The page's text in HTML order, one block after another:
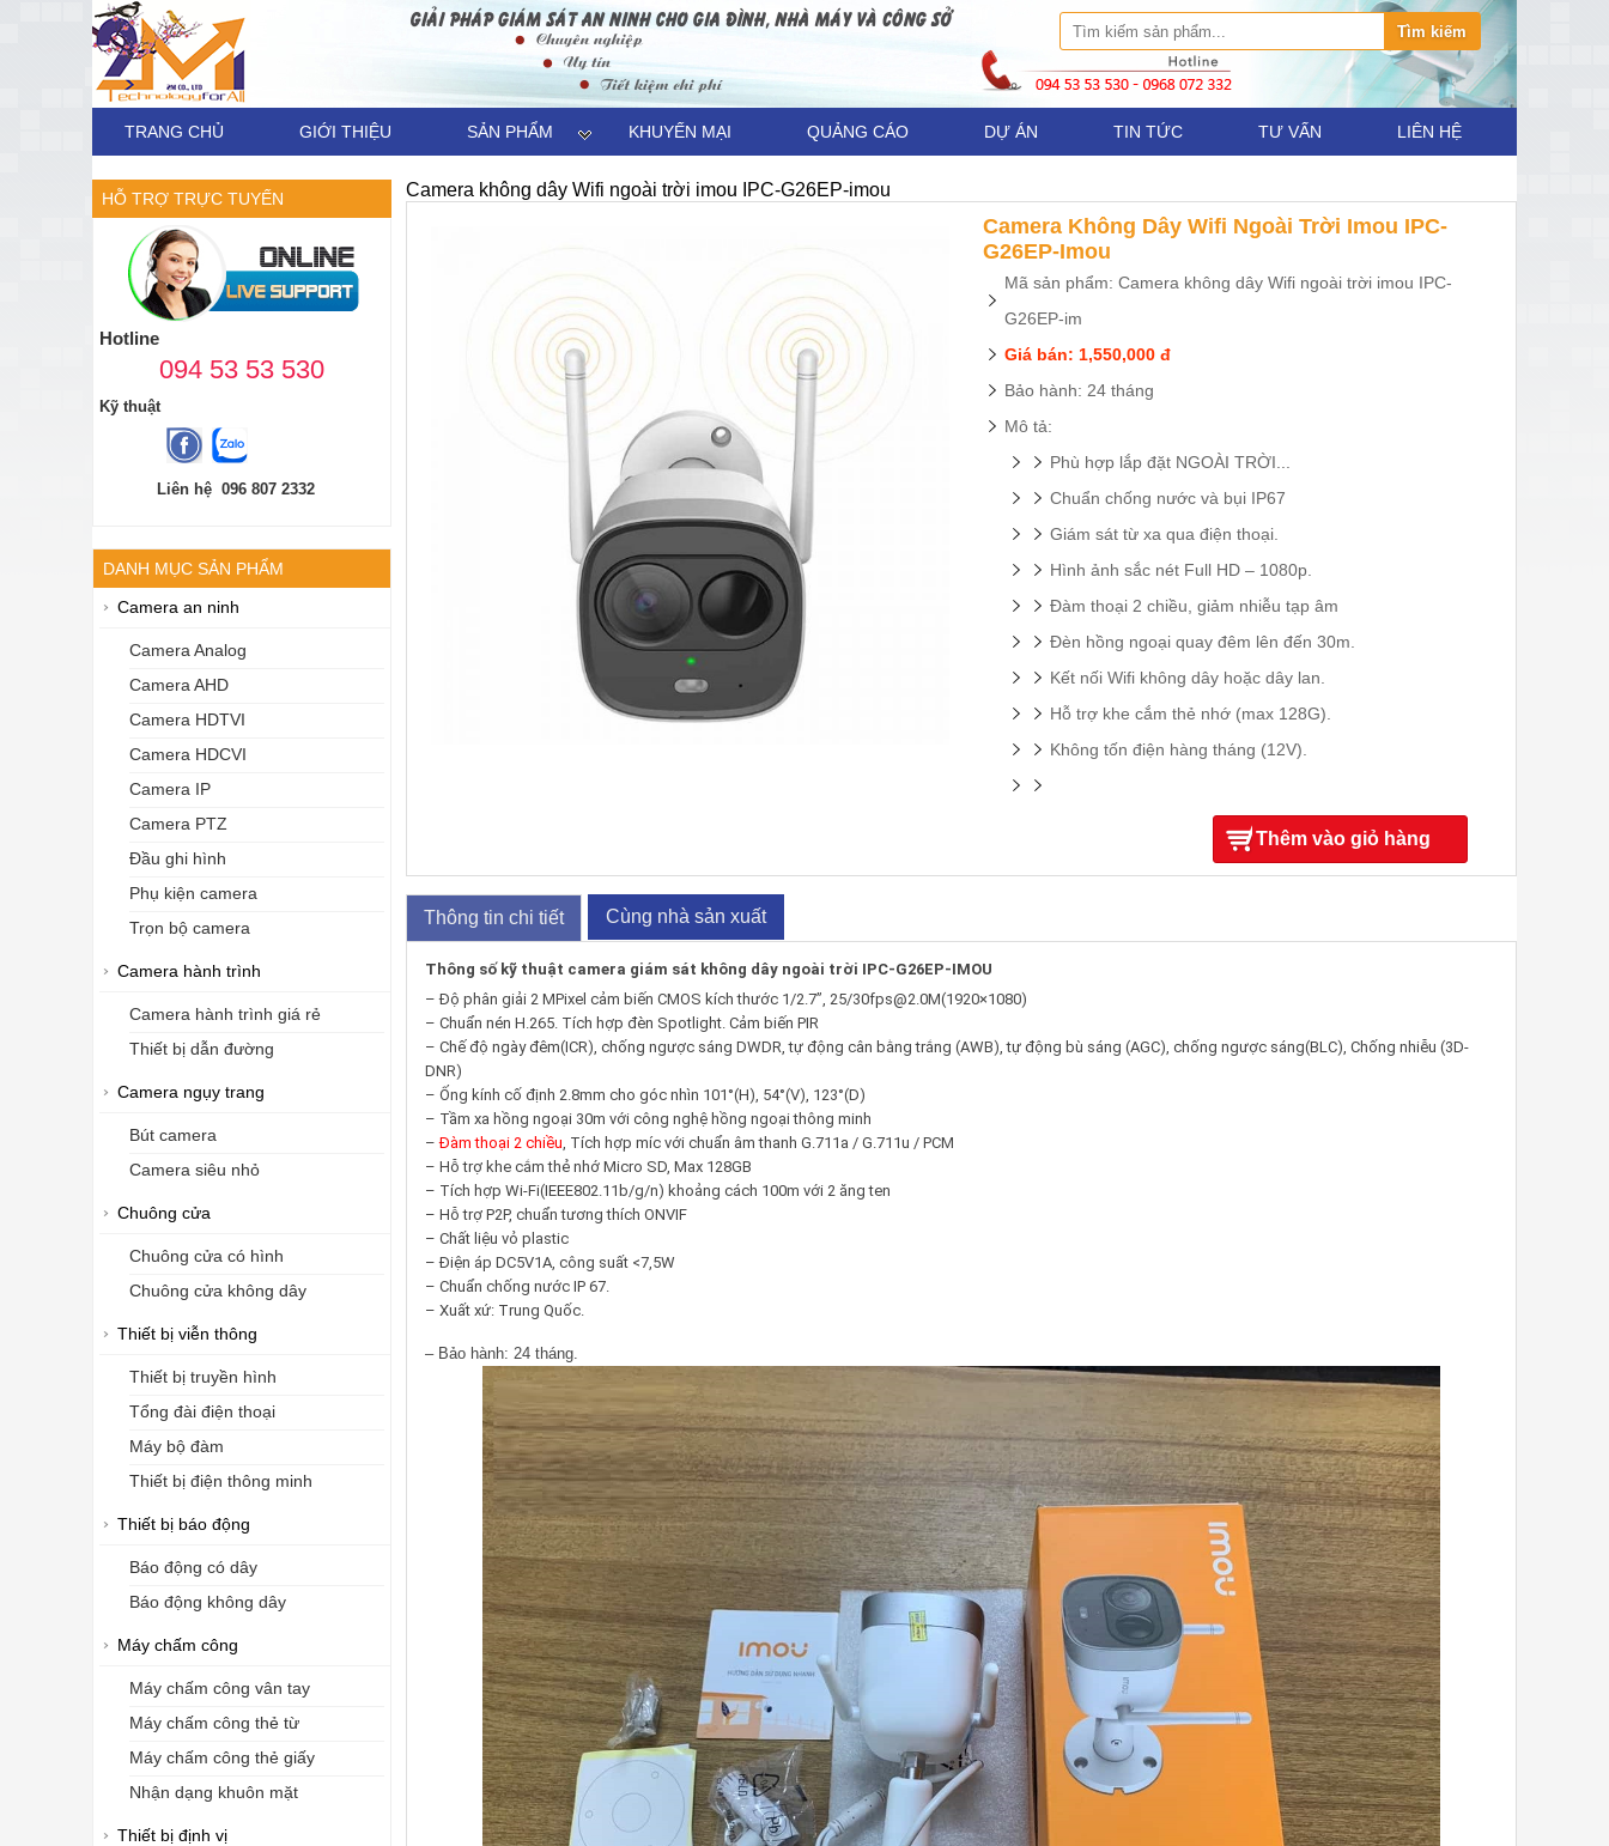
TRANG CHỦ GIỚI THIỆU SẢN PHẨM KHUYẾN MẠI QUẢNG CÁO DỰ ÁN TIN TỨC TƯ VẤN LIÊN HỆ
HỖ TRỢ TRỰC TUYẾN
Hotline
094 53 53 530
Kỹ thuật
Liên hệ 096 807 2332
DANH MỤC SẢN PHẨM
Camera an ninh
Camera Analog
Camera AHD
Camera HDTVI
Camera HDCVI
Camera IP
Camera PTZ
Đầu ghi hình
Phụ kiện camera
Trọn bộ camera
Camera hành trình
Camera hành trình giá rẻ
Thiết bị dẫn đường
Camera ngụy trang
Bút camera
Camera siêu nhỏ
Chuông cửa
Chuông cửa có hình
Chuông cửa không dây
Thiết bị viễn thông
Thiết bị truyền hình
Tổng đài điện thoại
Máy bộ đàm
Thiết bị điện thông minh
Thiết bị báo động
Báo động có dây
Báo động không dây
Máy chấm công
Máy chấm công vân tay
Máy chấm công thẻ từ
Máy chấm công thẻ giấy
Nhận dạng khuôn mặt
Thiết bị định vị
Camera không dây Wifi ngoài trời imou IPC-G26EP-imou
Camera Không Dây Wifi Ngoài Trời Imou IPC-
G26EP-Imou
Mã sản phẩm: Camera không dây Wifi ngoài trời imou IPC-
G26EP-im
Giá bán: 1,550,000 đ
Bảo hành: 24 tháng
Mô tả:
Phù hợp lắp đặt NGOÀI TRỜI...
Chuẩn chống nước và bụi IP67
Giám sát từ xa qua điện thoại.
Hình ảnh sắc nét Full HD – 1080p.
Đàm thoại 2 chiều, giảm nhiễu tạp âm
Đèn hồng ngoại quay đêm lên đến 30m.
Kết nối Wifi không dây hoặc dây lan.
Hỗ trợ khe cắm thẻ nhớ (max 128G).
Không tốn điện hàng tháng (12V).
Thêm vào giỏ hàng
Thông tin chi tiết Cùng nhà sản xuất
Thông số kỹ thuật camera giám sát không dây ngoài trời IPC-G26EP-IMOU
– Độ phân giải 2 MPixel cảm biến CMOS kích thước 1/2.7”, 25/30fps@2.0M(1920×1080)
– Chuẩn nén H.265. Tích hợp đèn Spotlight. Cảm biến PIR
– Chế độ ngày đêm(ICR), chống ngược sáng DWDR, tự động cân bằng trắng (AWB), tự động bù sáng (AGC), chống ngược sáng(BLC), Chống nhiễu (3D-
DNR)
– Ống kính cố định 2.8mm cho góc nhìn 101°(H), 54°(V), 123°(D)
– Tầm xa hồng ngoại 30m với công nghệ hồng ngoại thông minh
–Đàm thoại 2 chiều, Tích hợp míc với chuẩn âm thanh G.711a / G.711u / PCM
– Hỗ trợ khe cắm thẻ nhớ Micro SD, Max 128GB
– Tích hợp Wi-Fi(IEEE802.11b/g/n) khoảng cách 100m với 2 ăng ten
– Hỗ trợ P2P, chuẩn tương thích ONVIF
– Chất liệu vỏ plastic
– Điện áp DC5V1A, công suất <7,5W
– Chuẩn chống nước IP 67.
– Xuất xứ: Trung Quốc.
– Bảo hành: 24 tháng.